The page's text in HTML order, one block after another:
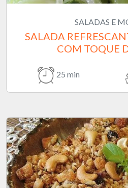
SALADAS E
SALADA
COM TOQUE
25 min